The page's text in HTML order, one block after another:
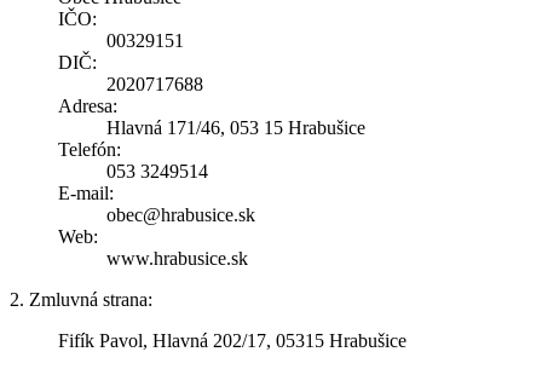
IČO:
00329151
DIČ:
2020717688
Adresa:
Hlavná 171/46, 053 15 Hrabušice
Telefón:
053 3249514
E-mail:
obec@hrabusice.sk
Web:
www.hrabusice.sk
2. Zmluvná strana:
Fifík Pavol, Hlavná 202/17, 05315 Hrabušice